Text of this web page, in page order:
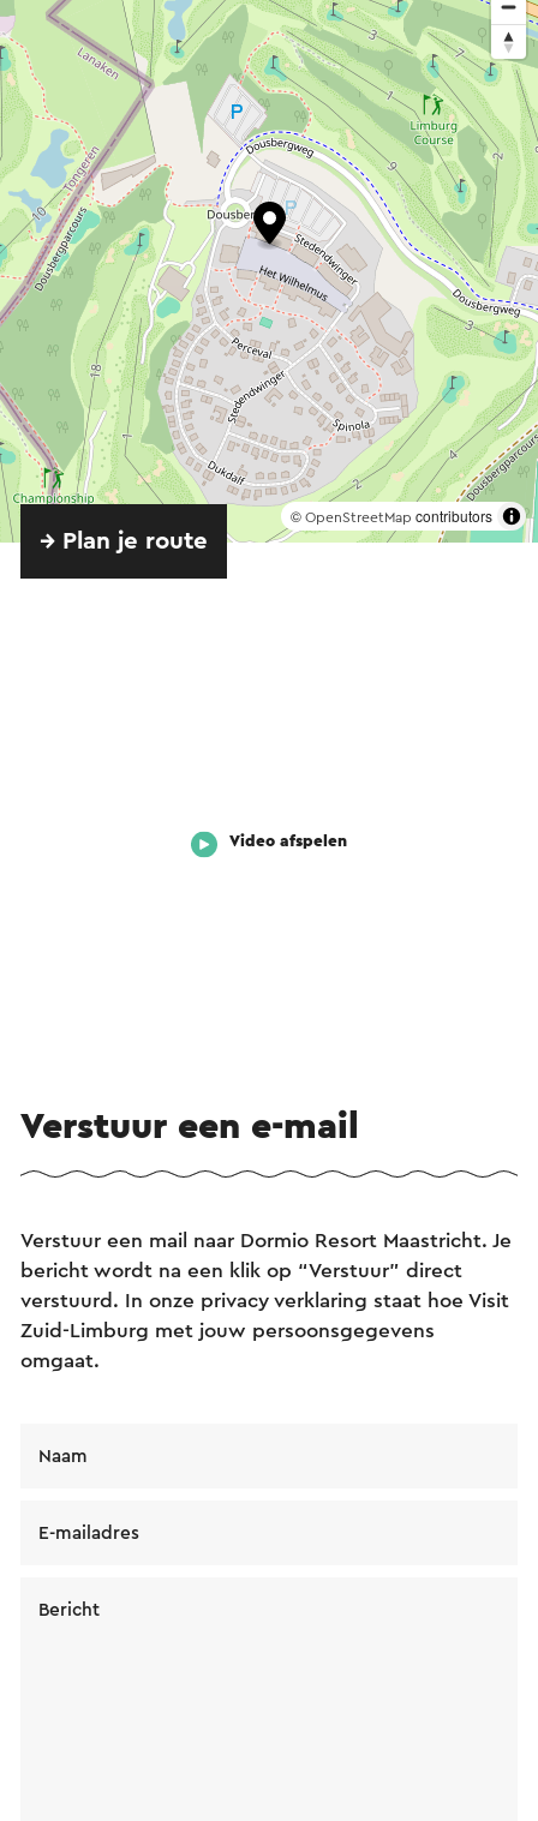
© OpenStreetMap contributors
→ Plan je route
Video afspelen
Verstuur een e-mail
Verstuur een mail naar Dormio Resort Maastricht. Je
bericht wordt na een klik op “Verstuur” direct
verstuurd. In onze privacy verklaring staat hoe Visit
Zuid-Limburg met jouw persoonsgegevens
omgaat.
Naam
E-mailadres
Bericht